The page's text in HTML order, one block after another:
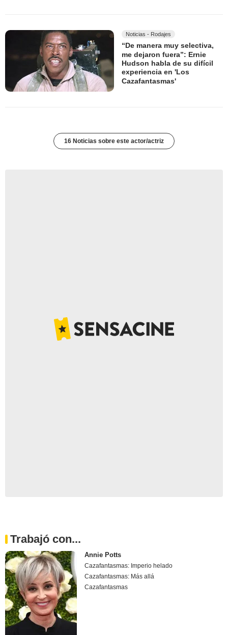
Noticias - Rodajes
“De manera muy selectiva,
me dejaron fuera”: Ernie
Hudson habla de su difícil
experiencia en 'Los
Cazafantasmas'
16 Noticias sobre este actor/actriz
Trabajó con...
Annie Potts
Cazafantasmas: Imperio helado
Cazafantasmas: Más allá
Cazafantasmas